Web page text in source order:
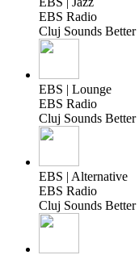
EBS Radio
Cluj Sounds Better
EBS | Lounge
EBS Radio
Cluj Sounds Better
EBS | Alternative
EBS Radio
Cluj Sounds Better